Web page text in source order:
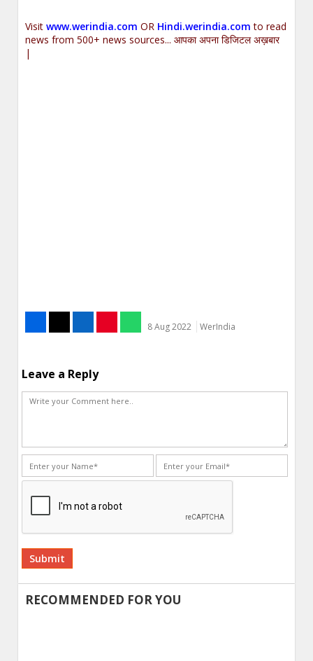
Visitwww.werindia.com OR Hindi.werindia.com to read
news from 500+ news sources... आपका अपना डिजिटल अख़बार
|
8 Aug 2022 WerIndia
Leave a Reply
Alternative:
RECOMMENDED FOR YOU